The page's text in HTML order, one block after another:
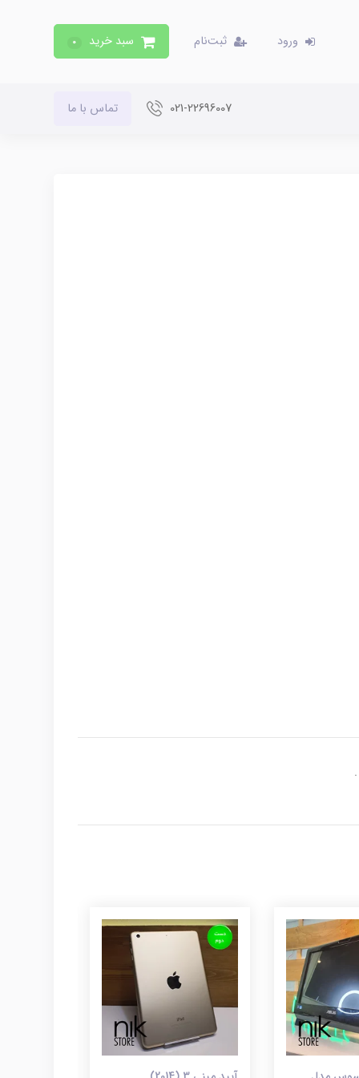
ورود ثبت‌نام سبد خرید 0
021-22696007 تماس با ما